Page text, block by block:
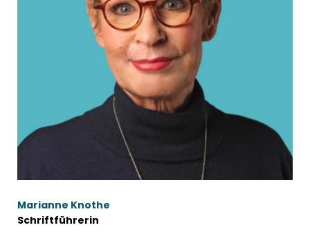
Marianne Knothe
Schriftführerin